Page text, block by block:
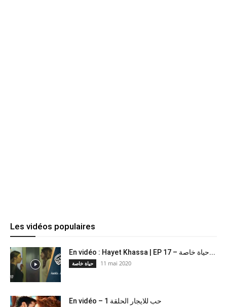
Les vidéos populaires
En vidéo : Hayet Khassa | EP 17 – حياة خاصة...
حياة خاصة 11 mai 2020
En vidéo – حب للايجار الحلقة 1